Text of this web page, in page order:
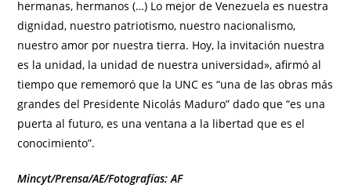
hermanas, hermanos (…) Lo mejor de Venezuela es nuestra
dignidad, nuestro patriotismo, nuestro nacionalismo,
nuestro amor por nuestra tierra. Hoy, la invitación nuestra
es la unidad, la unidad de nuestra universidad», afirmó al
tiempo que rememoró que la UNC es “una de las obras más
grandes del Presidente Nicolás Maduro” dado que “es una
puerta al futuro, es una ventana a la libertad que es el
conocimiento”.
Mincyt/Prensa/AE/Fotografías: AF